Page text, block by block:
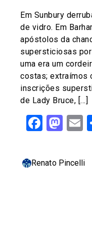
Em Sunbury
de vidro. Em
apóstolos da
supersticiosas
uma era um
costas; extraímos
inscrições
de Lady Bruce, […]
Renato Pincelli